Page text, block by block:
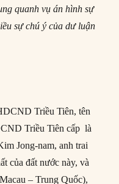
quanh vụ án hình sự
sự chú ý của dư luận
Triều Tiên, tên
Triều Tiên cấp là
Jong-nam, anh trai
của đất nước này, và
– Trung Quốc),